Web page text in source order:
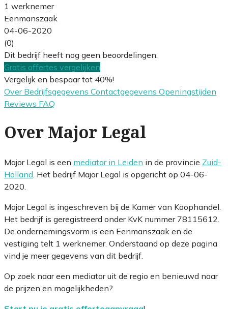
1 werknemer
Eenmanszaak
04-06-2020
(0)
Dit bedrijf heeft nog geen beoordelingen.
Gratis offertes vergelijken
Vergelijk en bespaar tot 40%!
Over Bedrijfsgegevens Contactgegevens Openingstijden
Reviews FAQ
Over Major Legal
Major Legal is een mediator in Leiden in de provincie Zuid-
Holland . Het bedrijf Major Legal is opgericht op 04-06-
2020.
Major Legal is ingeschreven bij de Kamer van Koophandel.
Het bedrijf is geregistreerd onder KvK nummer 78115612.
De ondernemingsvorm is een Eenmanszaak en de
vestiging telt 1 werknemer. Onderstaand op deze pagina
vind je meer gegevens van dit bedrijf.
Op zoek naar een mediator uit de regio en benieuwd naar
de prijzen en mogelijkheden?